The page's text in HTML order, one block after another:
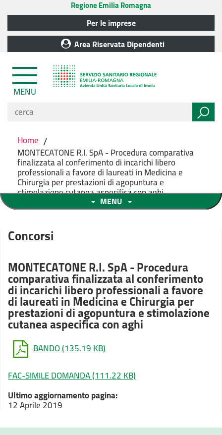
Regione Emilia Romagna
Per le imprese
Area Riservata Dipendenti
MENU
Home /
MONTECATONE R.I. SpA - Procedura comparativa
finalizzata al conferimento di incarichi libero
professionali a favore di laureati in Medicina e
Chirurgia per prestazioni di agopuntura e
stimolazione cutanea aspecifica con aghi
MENU
Concorsi
MONTECATONE R.I. SpA - Procedura
comparativa finalizzata al conferimento
di incarichi libero professionali a favore
di laureati in Medicina e Chirurgia per
prestazioni di agopuntura e stimolazione
cutanea aspecifica con aghi
BANDO(135.19 KB)
FAC-SIMILE DOMANDA(111.22 KB)
Ultimo aggiornamento pagina:
12 Aprile 2019